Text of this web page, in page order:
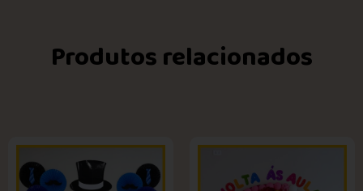
Produtos relacionados